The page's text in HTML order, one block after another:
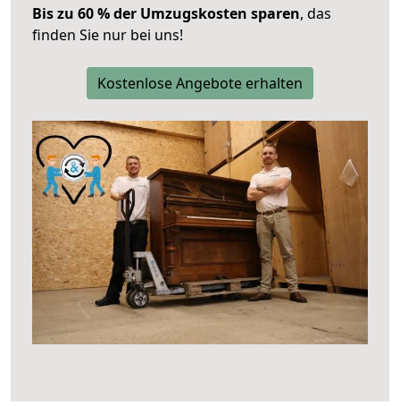
Bis zu 60 % der Umzugskosten sparen, das
finden Sie nur bei uns!
Kostenlose Angebote erhalten